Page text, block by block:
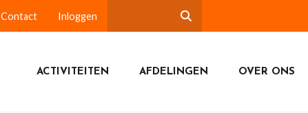
Contact Inloggen
ACTIVITEITEN AFDELINGEN OVER ONS